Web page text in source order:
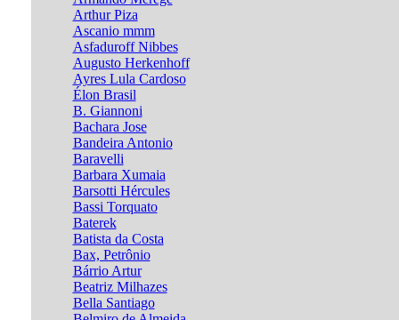
Arthur Piza
Ascanio mmm
Asfaduroff Nibbes
Augusto Herkenhoff
Ayres Lula Cardoso
Élon Brasil
B. Giannoni
Bachara Jose
Bandeira Antonio
Baravelli
Barbara Xumaia
Barsotti Hércules
Bassi Torquato
Baterek
Batista da Costa
Bax, Petrônio
Bárrio Artur
Beatriz Milhazes
Bella Santiago